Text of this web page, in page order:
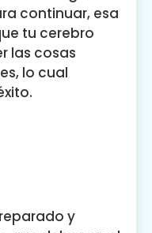
continuar, esa
tu cerebro
las cosas
lo cual
y